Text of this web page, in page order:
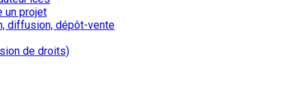
un projet
diffusion, dépôt-vente
de droits)